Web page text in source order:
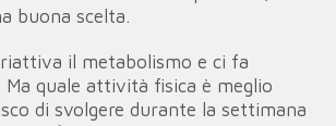
buona scelta.
riattiva il metabolismo e ci fa
Ma quale attività fisica è meglio
di svolgere durante la settimana